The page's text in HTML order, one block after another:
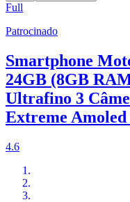
Full
Patrocinado
Smartphone
24GB (8GB
Ultrafino 3
Extreme Amoled
4.6